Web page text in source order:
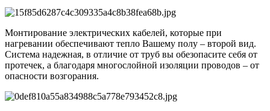
Монтирование электрических кабелей, которые при
нагревании обеспечивают тепло Вашему полу – второй вид.
Система надежная, в отличие от труб вы обезопасите себя от
протечек, а благодаря многослойной изоляции проводов – от
опасности возгорания.